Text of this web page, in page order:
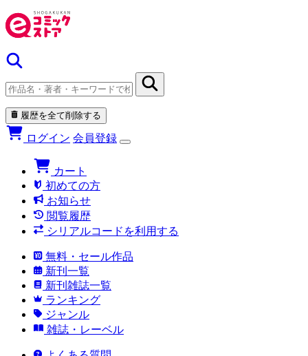
履歴を全て削除する
ログイン 会員登録
カート
初めての方
お知らせ
閲覧履歴
シリアルコードを利用する
無料・セール作品
新刊一覧
新刊雑誌一覧
ランキング
ジャンル
雑誌・レーベル